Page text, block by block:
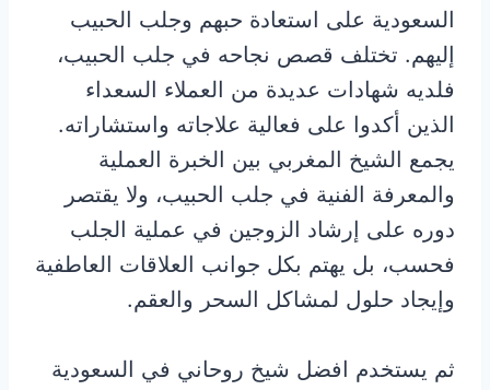
السعودية على استعادة حبهم وجلب الحبيب
إليهم. تختلف قصص نجاحه في جلب الحبيب،
فلديه شهادات عديدة من العملاء السعداء
الذين أكدوا على فعالية علاجاته واستشاراته.
يجمع الشيخ المغربي بين الخبرة العملية
والمعرفة الفنية في جلب الحبيب، ولا يقتصر
دوره على إرشاد الزوجين في عملية الجلب
فحسب، بل يهتم بكل جوانب العلاقات العاطفية
وإيجاد حلول لمشاكل السحر والعقم.
ثم يستخدم افضل شيخ روحاني في السعودية